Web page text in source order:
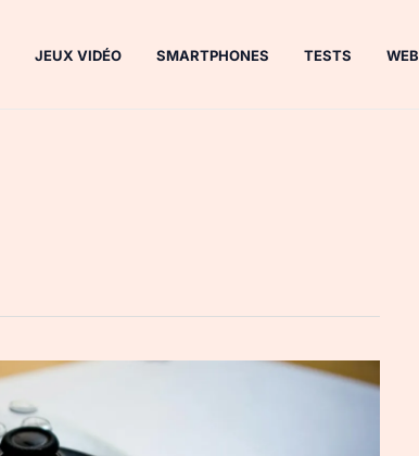
JEUX VIDÉO SMARTPHONES TESTS WEB